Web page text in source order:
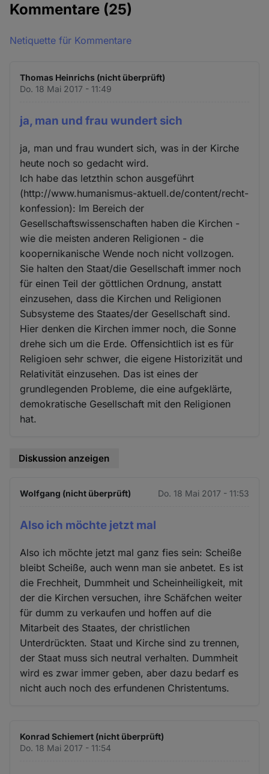
Kommentare (25)
Netiquette für Kommentare
Thomas Heinrichs (nicht überprüft)
Do. 18 Mai 2017 - 11:49
ja, man und frau wundert sich
ja, man und frau wundert sich, was in der Kirche
heute noch so gedacht wird.
Ich habe das letzthin schon ausgeführt
(http://www.humanismus-aktuell.de/content/recht-
konfession): Im Bereich der
Gesellschaftswissenschaften haben die Kirchen -
wie die meisten anderen Religionen - die
koopernikanische Wende noch nicht vollzogen.
Sie halten den Staat/die Gesellschaft immer noch
für einen Teil der göttlichen Ordnung, anstatt
einzusehen, dass die Kirchen und Religionen
Subsysteme des Staates/der Gesellschaft sind.
Hier denken die Kirchen immer noch, die Sonne
drehe sich um die Erde. Offensichtlich ist es für
Religioen sehr schwer, die eigene Historizität und
Relativität einzusehen. Das ist eines der
grundlegenden Probleme, die eine aufgeklärte,
demokratische Gesellschaft mit den Religionen
hat.
Diskussion anzeigen
Wolfgang (nicht überprüft) Do. 18 Mai 2017 - 11:53
Also ich möchte jetzt mal
Also ich möchte jetzt mal ganz fies sein: Scheiße
bleibt Scheiße, auch wenn man sie anbetet. Es ist
die Frechheit, Dummheit und Scheinheiligkeit, mit
der die Kirchen versuchen, ihre Schäfchen weiter
für dumm zu verkaufen und hoffen auf die
Mitarbeit des Staates, der christlichen
Unterdrückten. Staat und Kirche sind zu trennen,
der Staat muss sich neutral verhalten. Dummheit
wird es zwar immer geben, aber dazu bedarf es
nicht auch noch des erfundenen Christentums.
Konrad Schiemert (nicht überprüft)
Do. 18 Mai 2017 - 11:54